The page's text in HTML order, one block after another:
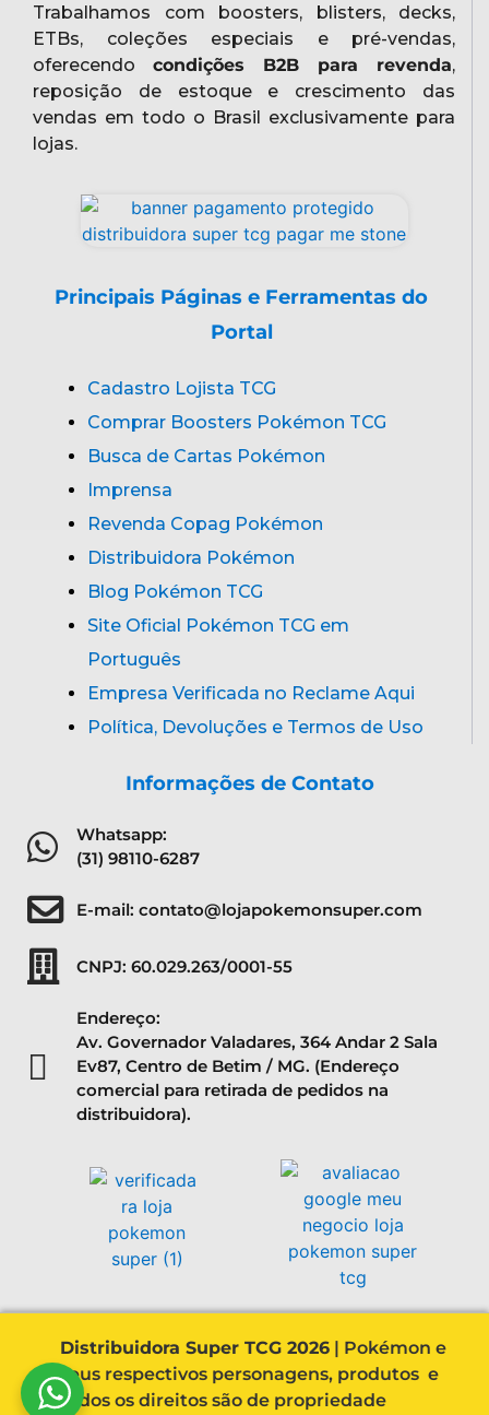
Trabalhamos com boosters, blisters, decks,
ETBs, coleções especiais e pré-vendas,
oferecendo condições B2B para revenda,
reposição de estoque e crescimento das
vendas em todo o Brasil exclusivamente para
lojas.
Principais Páginas e Ferramentas do
Portal
Cadastro Lojista TCG
Comprar Boosters Pokémon TCG
Busca de Cartas Pokémon
Imprensa
Revenda Copag Pokémon
Distribuidora Pokémon
Blog Pokémon TCG
Site Oficial Pokémon TCG em
Português
Empresa Verificada no Reclame Aqui
Política, Devoluções e Termos de Uso
Informações de Contato
Whatsapp:
(31) 98110-6287
E-mail: contato@lojapokemonsuper.com
CNPJ: 60.029.263/0001-55
Endereço:
Av. Governador Valadares, 364 Andar 2 Sala
Ev87, Centro de Betim / MG. (Endereço
comercial para retirada de pedidos na
distribuidora).
Distribuidora Super TCG 2026 | Pokémon e
seus respectivos personagens, produtos e
todos os direitos são de propriedade